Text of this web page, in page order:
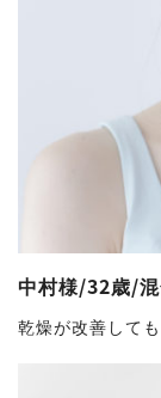
中村様/32歳/
乾燥が改善して